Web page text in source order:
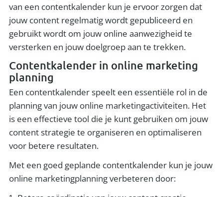
van een contentkalender kun je ervoor zorgen dat
jouw content regelmatig wordt gepubliceerd en
gebruikt wordt om jouw online aanwezigheid te
versterken en jouw doelgroep aan te trekken.
Contentkalender in online marketing
planning
Een contentkalender speelt een essentiële rol in de
planning van jouw online marketingactiviteiten. Het
is een effectieve tool die je kunt gebruiken om jouw
content strategie te organiseren en optimaliseren
voor betere resultaten.
Met een goed geplande contentkalender kun je jouw
online marketingplanning verbeteren door: